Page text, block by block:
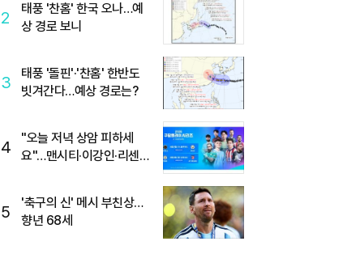
2
태풍 '찬홈' 한국 오나…예
상 경로 보니
3
태풍 '돌핀'·'찬홈' 한반도
빗겨간다…예상 경로는?
4
"오늘 저녁 상암 피하세
요"…맨시티·이강인·리센느
5
'축구의 신' 메시 부친상…
향년 68세